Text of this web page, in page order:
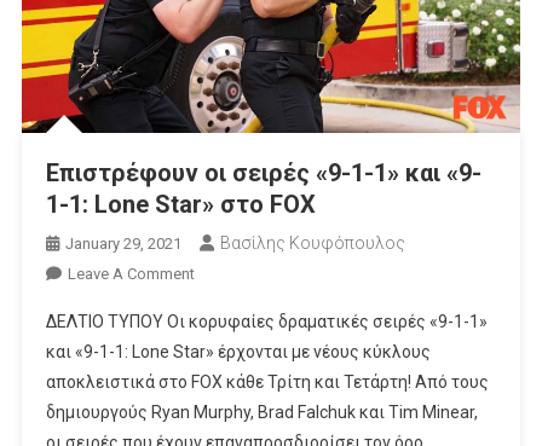
Επιστρέφουν οι σειρές «9-1-1» και «9-
1-1: Lone Star» στο FOX
January 29, 2021 Βασίλης Κουφόπουλος
Leave A CommentOn
Οι
Σειρές
«9-
1-
1»
ΔΕΛΤΙΟ ΤΥΠΟΥ Οι κορυφαίες δραματικές σειρές «9-1-1»
και «9-1-1: Lone Star» έρχονται με νέους κύκλους
αποκλειστικά στο FOX κάθε Τρίτη και Τετάρτη! Από τους
δημιουργούς Ryan Murphy, Brad Falchuk και Tim Minear,